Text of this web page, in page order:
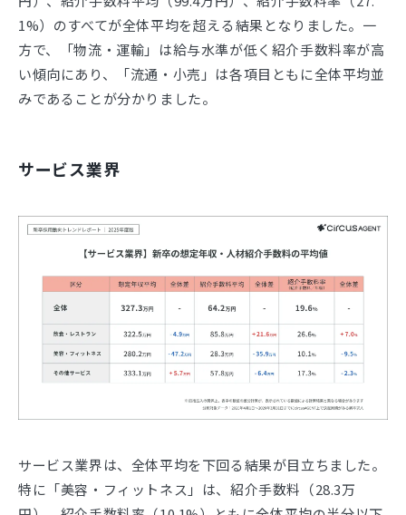
1%）のすべてが全体平均を超える結果となりました。一
方で、「物流・運輸」は給与水準が低く紹介手数料率が高
い傾向にあり、「流通・小売」は各項目ともに全体平均並
みであることが分かりました。
サービス業界
サービス業界は、全体平均を下回る結果が目立ちました。
特に「美容・フィットネス」は、紹介手数料（28.3万